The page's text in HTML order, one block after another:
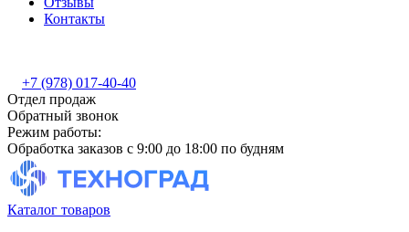
Контакты
+7 (978) 017-40-40
Отдел продаж
Обратный звонок
Режим работы:
Обработка заказов с 9:00 до 18:00 по будням
Каталог товаров